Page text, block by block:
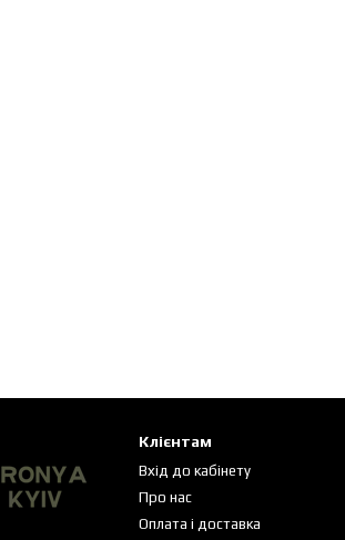
Клієнтам
Вхід до кабінету
Про нас
Оплата і доставка